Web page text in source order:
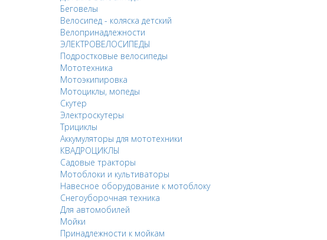
Беговелы
Велосипед - коляска детский
Велопринадлежности
ЭЛЕКТРОВЕЛОСИПЕДЫ
Подростковые велосипеды
Мототехника
Мотоэкипировка
Мотоциклы, мопеды
Скутер
Электроскутеры
Трициклы
Аккумуляторы для мототехники
КВАДРОЦИКЛЫ
Садовые тракторы
Мотоблоки и культиваторы
Навесное оборудование к мотоблоку
Снегоуборочная техника
Для автомобилей
Мойки
Принадлежности к мойкам